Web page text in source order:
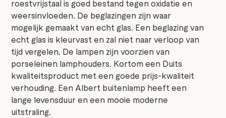
roestvrijstaal is goed bestand tegen oxidatie en
weersinvloeden. De beglazingen zijn waar
mogelijk gemaakt van echt glas. Een beglazing van
echt glas is kleurvast en zal niet naar verloop van
tijd vergelen. De lampen zijn voorzien van
porseleinen lamphouders. Kortom een Duits
kwaliteitsproduct met een goede prijs-kwaliteit
verhouding. Een Albert buitenlamp heeft een
lange levensduur en een mooie moderne
uitstraling.